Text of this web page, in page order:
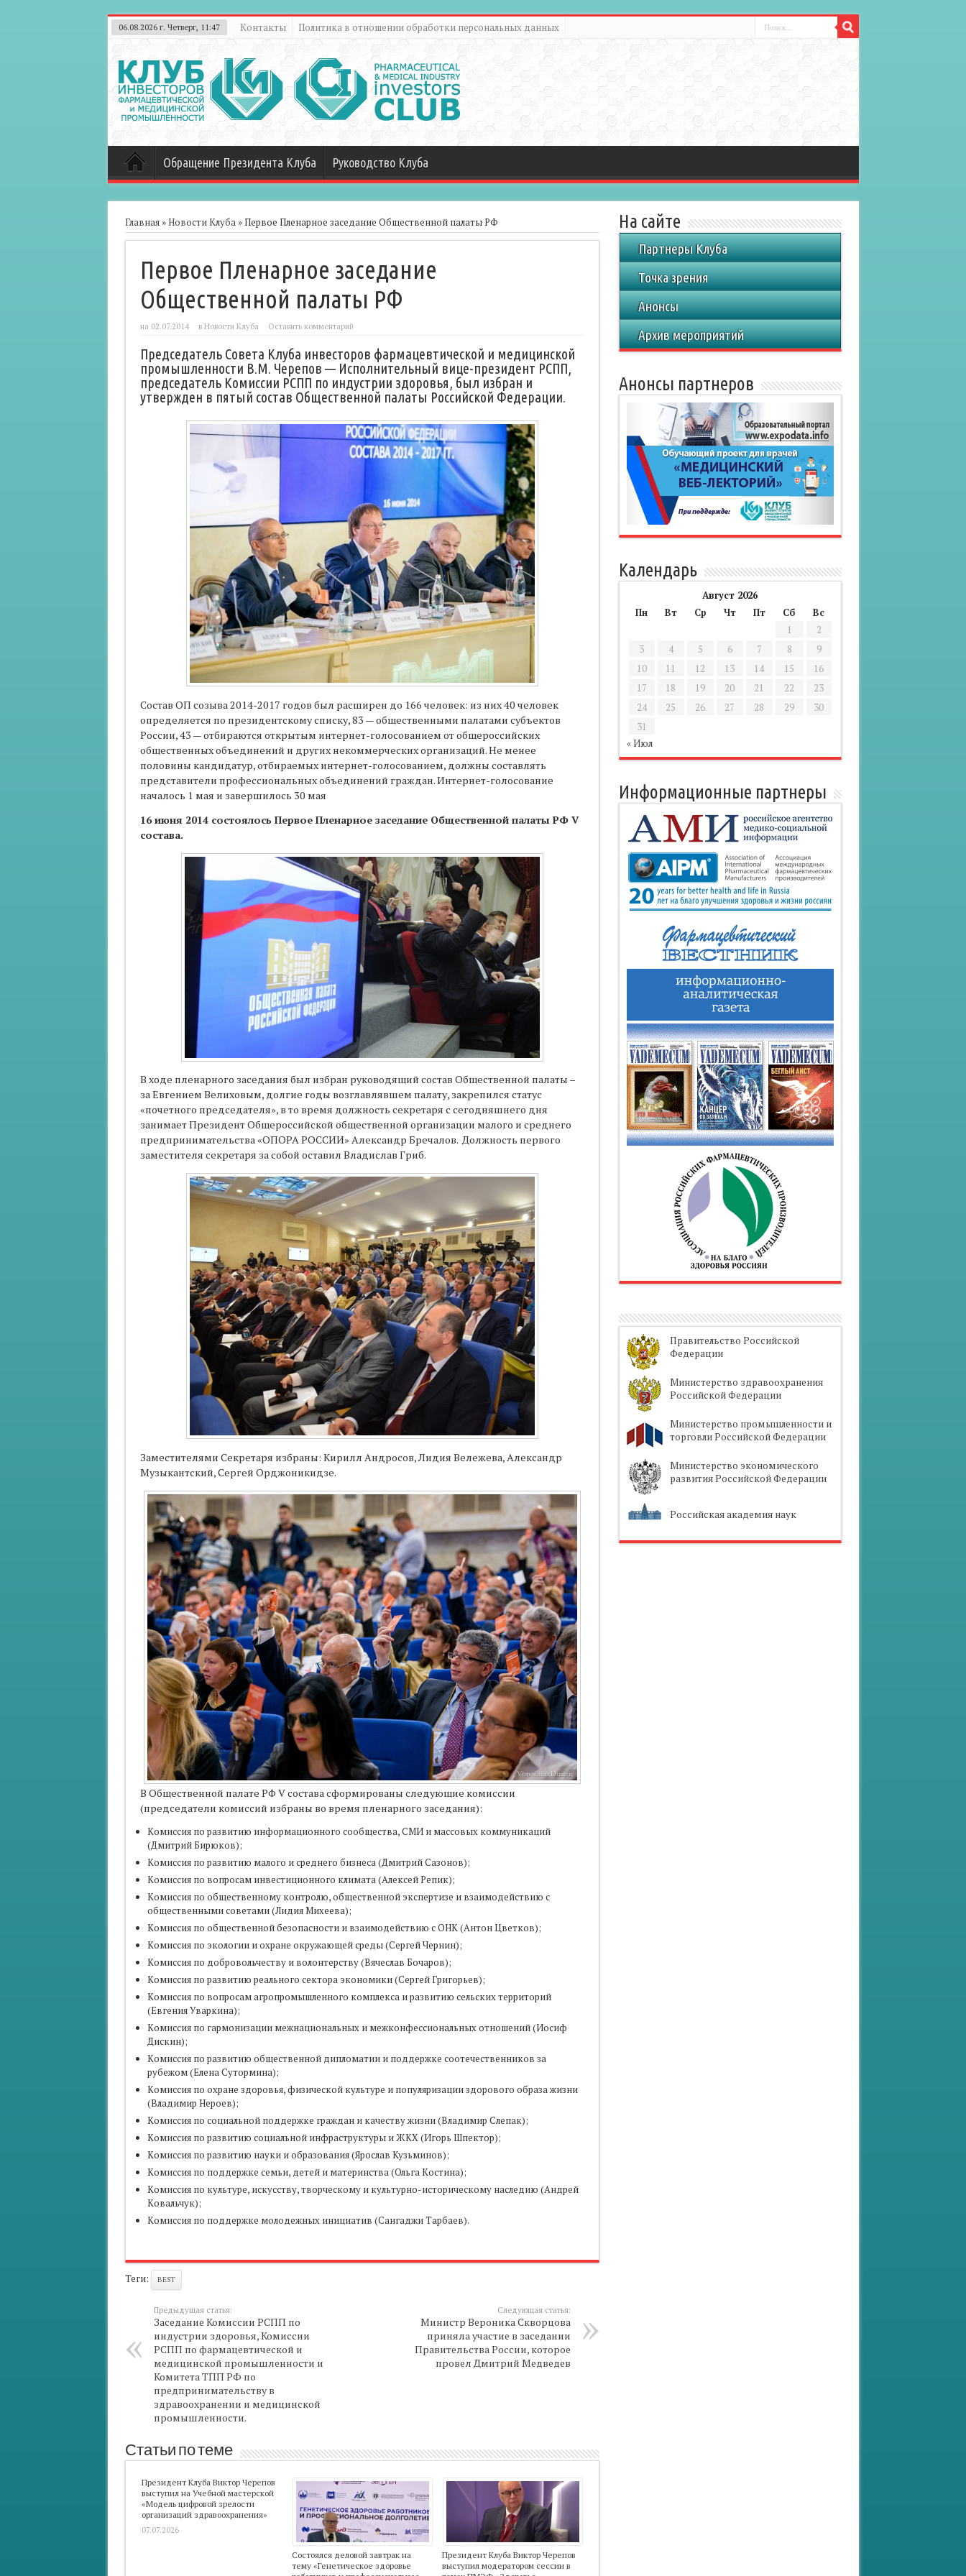
06.08.2026 г. Четверг, 11:47 Контакты Политика в отношении обработки персональных данных
Обращение Президента Клуба Руководство Клуба
Главная»Новости Клуба»Первое Пленарное заседание Общественной палаты РФ
Первое Пленарное заседание
Общественной палаты РФ
на 02.07.2014 в Новости Клуба Оставить комментарий
Председатель Совета Клуба инвесторов фармацевтической и медицинской
промышленности В.М. Черепов — Исполнительный вице-президент РСПП,
председатель Комиссии РСПП по индустрии здоровья, был избран и
утвержден в пятый состав Общественной палаты Российской Федерации.
Состав ОП созыва 2014-2017 годов был расширен до 166 человек: из них 40 человек
определяется по президентскому списку, 83 — общественными палатами субъектов
России, 43 — отбираются открытым интернет-голосованием от общероссийских
общественных объединений и других некоммерческих организаций. Не менее
половины кандидатур, отбираемых интернет-голосованием, должны составлять
представители профессиональных объединений граждан. Интернет-голосование
началось 1 мая и завершилось 30 мая
16 июня 2014 состоялось Первое Пленарное заседание Общественной палаты РФ V
состава.
В ходе пленарного заседания был избран руководящий состав Общественной палаты –
за Евгением Велиховым, долгие годы возглавлявшем палату, закрепился статус
«почетного председателя», в то время должность секретаря с сегодняшнего дня
занимает Президент Общероссийской общественной организации малого и среднего
предпринимательства «ОПОРА РОССИИ» Александр Бречалов. Должность первого
заместителя секретаря за собой оставил Владислав Гриб.
Заместителями Секретаря избраны: Кирилл Андросов, Лидия Вележева, Александр
Музыкантский, Сергей Орджоникидзе.
В Общественной палате РФ V состава сформированы следующие комиссии
(председатели комиссий избраны во время пленарного заседания):
Комиссия по развитию информационного сообщества, СМИ и массовых коммуникаций
(Дмитрий Бирюков);
Комиссия по развитию малого и среднего бизнеса (Дмитрий Сазонов);
Комиссия по вопросам инвестиционного климата (Алексей Репик);
Комиссия по общественному контролю, общественной экспертизе и взаимодействию с
общественными советами (Лидия Михеева);
Комиссия по общественной безопасности и взаимодействию с ОНК (Антон Цветков);
Комиссия по экологии и охране окружающей среды (Сергей Чернин);
Комиссия по добровольчеству и волонтерству (Вячеслав Бочаров);
Комиссия по развитию реального сектора экономики (Сергей Григорьев);
Комиссия по вопросам агропромышленного комплекса и развитию сельских территорий
(Евгения Уваркина);
Комиссия по гармонизации межнациональных и межконфессиональных отношений (Иосиф
Дискин);
Комиссия по развитию общественной дипломатии и поддержке соотечественников за
рубежом (Елена Сутормина);
Комиссия по охране здоровья, физической культуре и популяризации здорового образа жизни
(Владимир Нероев);
Комиссия по социальной поддержке граждан и качеству жизни (Владимир Слепак);
Комиссия по развитию социальной инфраструктуры и ЖКХ (Игорь Шпектор);
Комиссия по развитию науки и образования (Ярослав Кузьминов);
Комиссия по поддержке семьи, детей и материнства (Ольга Костина);
Комиссия по культуре, искусству, творческому и культурно-историческому наследию (Андрей
Ковальчук);
Комиссия по поддержке молодежных инициатив (Сангаджи Тарбаев).
Теги: BEST
Предыдущая статья:
Заседание Комиссии РСПП по
индустрии здоровья, Комиссии
РСПП по фармацевтической и
медицинской промышленности и
Комитета ТПП РФ по
предпринимательству в
здравоохранении и медицинской
промышленности.
Следующая статья:
Министр Вероника Скворцова
приняла участие в заседании
Правительства России, которое
провел Дмитрий Медведев
Статьи по теме
Президент Клуба Виктор Черепов
выступил на Учебной мастерской
«Модель цифровой зрелости
организаций здравоохранения»
07.07.2026
Состоялся деловой завтрак на
тему «Генетическое здоровье
Президент Клуба Виктор Черепов
выступил модератором сессии в
На сайте
Партнеры Клуба
Точка зрения
Анонсы
Архив мероприятий
Анонсы партнеров
Календарь
Август 2026
Пн
Вт Ср Чт Пт Сб
Вс
1
2
3
4 5 6 7 8
9
10
11 12 13 14 15
16
17
18 19 20 21 22
23
24
25 26 27 28 29
30
31
« Июл
Информационные партнеры
Правительство Российской
Федерации
Министерство здравоохранения
Российской Федерации
Министерство промышленности и
торговли Российской Федерации
Министерство экономического
развития Российской Федерации
Российская академия наук